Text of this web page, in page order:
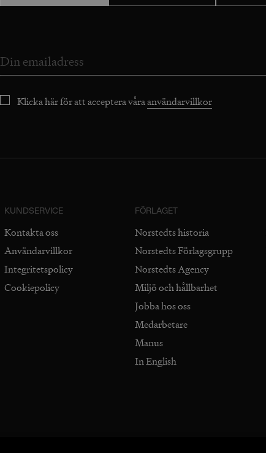
Klicka här för att acceptera våraanvändarvillkor
KUNDSERVICE
Kontakta oss
Användarvillkor
Integritetspolicy
Cookiepolicy
FÖRLAGET
Norstedts historia
Norstedts Förlagsgrupp
Norstedts Agency
Miljö och hållbarhet
Jobba hos oss
Medarbetare
Manus
In English